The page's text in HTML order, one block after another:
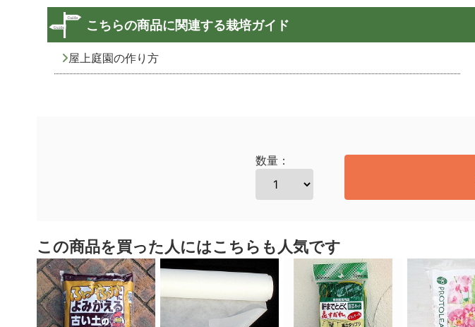
こちらの商品に関連する栽培ガイド
屋上庭園の作り方
数量：
この商品を買った人にはこちらも人気です